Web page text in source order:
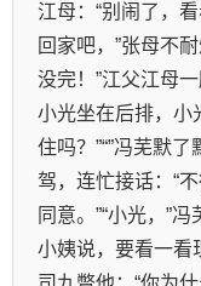
江母：“别闹了，
回家吧，”张母不
没完！”江父江母
小光坐在后排，小
住吗？”“”冯芜默
驾，连忙接话：“
同意。”“小光，”
小姨说，要看一看